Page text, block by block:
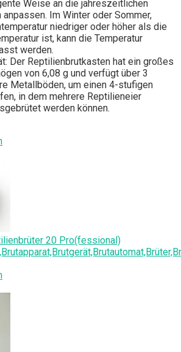
Weise an die jahreszeitlichen
anpassen. Im Winter oder Sommer,
niedriger oder höher als die
ist, kann die Temperatur
werden.
Der Reptilienbrutkasten hat ein großes
von 6,08 g und verfügt über 3
Metallböden, um einen 4-stufigen
in dem mehrere Reptilieneier
werden können.
20 Pro(fessional)